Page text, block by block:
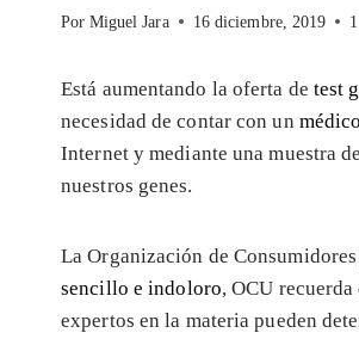
Por Miguel Jara 16 diciembre, 2019
Está aumentando la oferta de test
necesidad de contar con un médico
Internet y mediante una muestra
nuestros genes.
La Organización de
sencillo e indoloro, OCU recuerda
expertos en la materia pueden